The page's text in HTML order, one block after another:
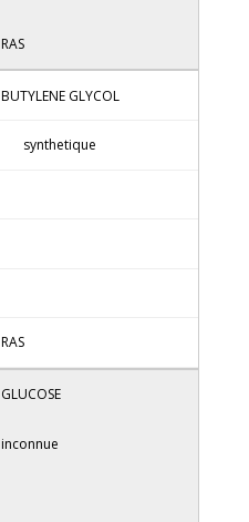
RAS
BUTYLENE GLYCOL
synthetique
RAS
GLUCOSE
inconnue